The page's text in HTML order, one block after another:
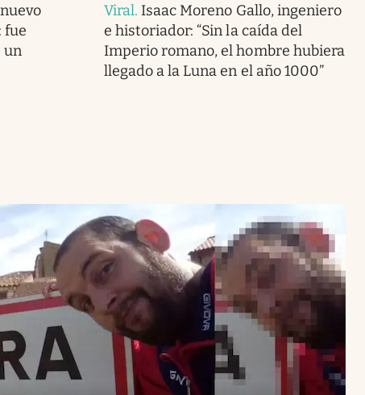
fue
un
Viral. Isaac Moreno Gallo, ingeniero
e historiador: “Sin la caída del
Imperio romano, el hombre hubiera
llegado a la Luna en el año 1000”